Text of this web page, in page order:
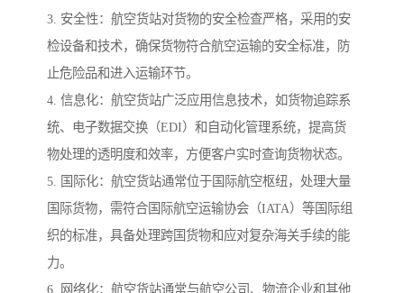
3. 安全性：航空货站对货物的安全检查严格，采用的安
检设备和技术，确保货物符合航空运输的安全标准，防
止危险品和进入运输环节。
4. 信息化：航空货站广泛应用信息技术，如货物追踪系
统、电子数据交换（EDI）和自动化管理系统，提高货
物处理的透明度和效率，方便客户实时查询货物状态。
5. 国际化：航空货站通常位于国际航空枢纽，处理大量
国际货物，需符合国际航空运输协会（IATA）等国际组
织的标准，具备处理跨国货物和应对复杂海关手续的能
力。
6. 网络化：航空货站通常与航空公司、物流企业和其他